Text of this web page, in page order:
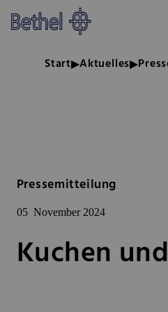
Zum Hauptinhalt springen
Zur Fußzeile springen
Bethel -
Start Aktuelles
Pressemitteilung
05 November 2024
Kuchen